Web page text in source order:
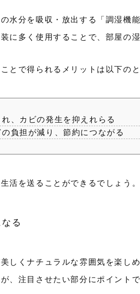
水分を吸収・放出する「調湿機
に多く使用することで、部屋の
とで得られるメリットは以下のと
、カビの発生を抑えれらる
負担が減り、節約につながる
活を送ることができるでしょう。
る
しくナチュラルな雰囲気を楽し
、注目させたい部分にポイント